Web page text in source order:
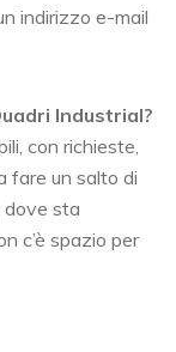
indirizzo e-mail
Industrial?
con richieste,
fare un salto di
dove sta
c’è spazio per